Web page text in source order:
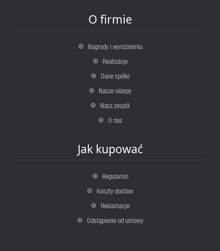
O firmie
Nagrody i wyróżnienia
Realizacje
Dane spółki
Nasze sklepy
Nasz zespół
O nas
Jak kupować
Regulamin
Koszty dostaw
Reklamacje
Odstąpienie od umowy